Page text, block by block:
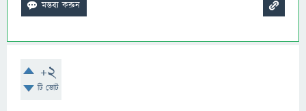
+2
টি ভোট